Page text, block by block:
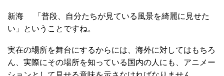
新海 「普段、自分たちが見ている風景を綺麗に見せた
い」ということですね。
実在の場所を舞台にするからには、海外に対してはもちろ
ん、実際にその場所を知っている国内の人にも、アニメー